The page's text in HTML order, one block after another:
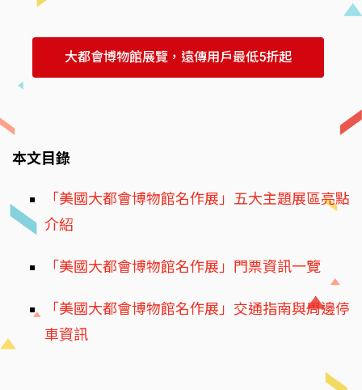
大都會博物館展覽，遠傳用戶最低5折起
本文目錄
「美國大都會博物館名作展」五大主題展區亮點
介紹
「美國大都會博物館名作展」門票資訊一覽
「美國大都會博物館名作展」交通指南與周邊停
車資訊